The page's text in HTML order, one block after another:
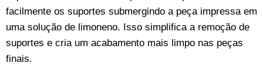
facilmente os suportes submergindo a peça impressa em
uma solução de limoneno. Isso simplifica a remoção de
suportes e cria um acabamento mais limpo nas peças
finais.